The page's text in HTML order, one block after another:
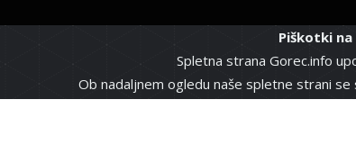
Piškotki
Spletna strana Gorec.info
Ob nadaljnem ogledu naše spletne strani